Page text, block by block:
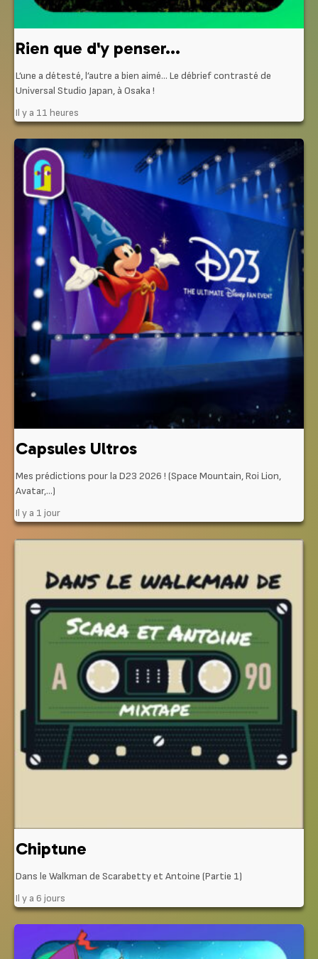
Rien que d'y penser...
L’une a détesté, l’autre a bien aimé… Le débrief contrasté de
Universal Studio Japan, à Osaka !
Il y a 11 heures
Capsules Ultros
Mes prédictions pour la D23 2026 ! (Space Mountain, Roi Lion,
Avatar,…)
Il y a 1 jour
Chiptune
Dans le Walkman de Scarabetty et Antoine (Partie 1)
Il y a 6 jours